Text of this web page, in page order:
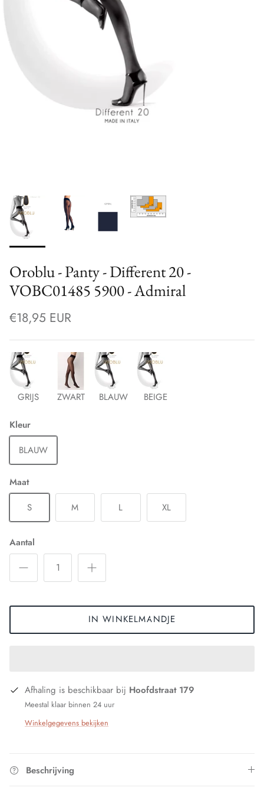
Oroblu - Panty - Different 20 -
VOBC01485 5900 - Admiral
€18,95 EUR
GRIJS ZWART BLAUW BEIGE
Kleur
BLAUW
Maat
S
M L XL
Aantal
IN WINKELMANDJE
Afhaling is beschikbaar bij Hoofdstraat 179
Meestal klaar binnen 24 uur
Winkelgegevens bekijken
Beschrijving